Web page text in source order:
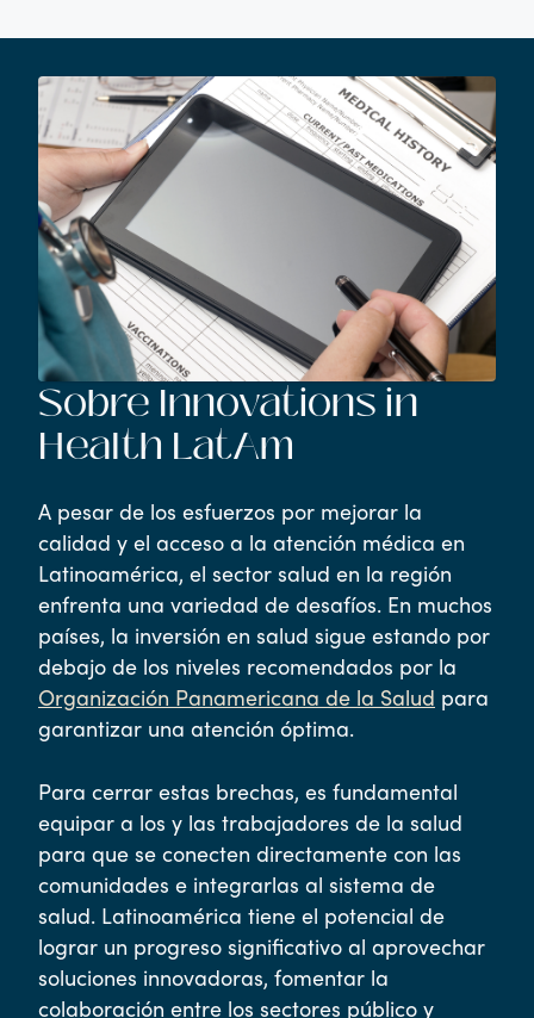
Sobre Innovations in
Health LatAm
A pesar de los esfuerzos por mejorar la
calidad y el acceso a la atención médica en
Latinoamérica, el sector salud en la región
enfrenta una variedad de desafíos. En muchos
países, la inversión en salud sigue estando por
debajo de los niveles recomendados por la
Organización Panamericana de la Salud para
garantizar una atención óptima.
Para cerrar estas brechas, es fundamental
equipar a los y las trabajadores de la salud
para que se conecten directamente con las
comunidades e integrarlas al sistema de
salud. Latinoamérica tiene el potencial de
lograr un progreso significativo al aprovechar
soluciones innovadoras, fomentar la
colaboración entre los sectores público y